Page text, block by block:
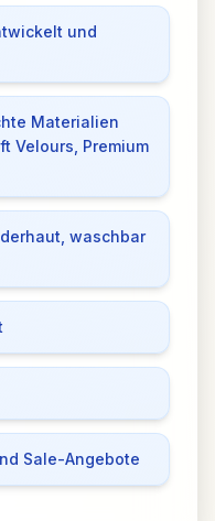
und
Materialien
Velours, Premium
waschbar
Sale-Angebote